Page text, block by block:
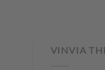
VINVIA